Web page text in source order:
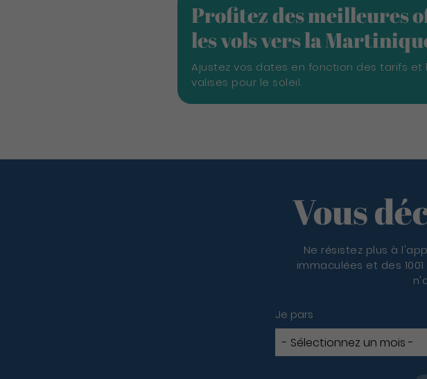
Profitez des meilleures
les vols vers la
Ajustez vos dates en fonction des tarifs et
valises pour le soleil.
Vous
Ne résistez plus à
immaculées et des
Je pars